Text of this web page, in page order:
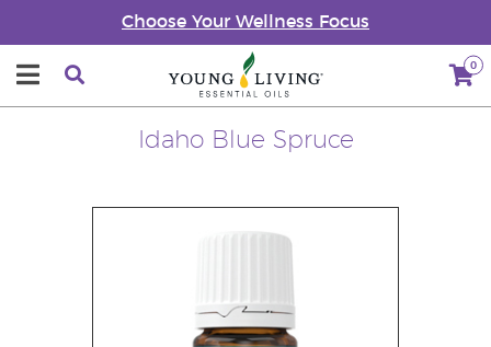
Choose Your Wellness Focus
0
Idaho Blue Spruce